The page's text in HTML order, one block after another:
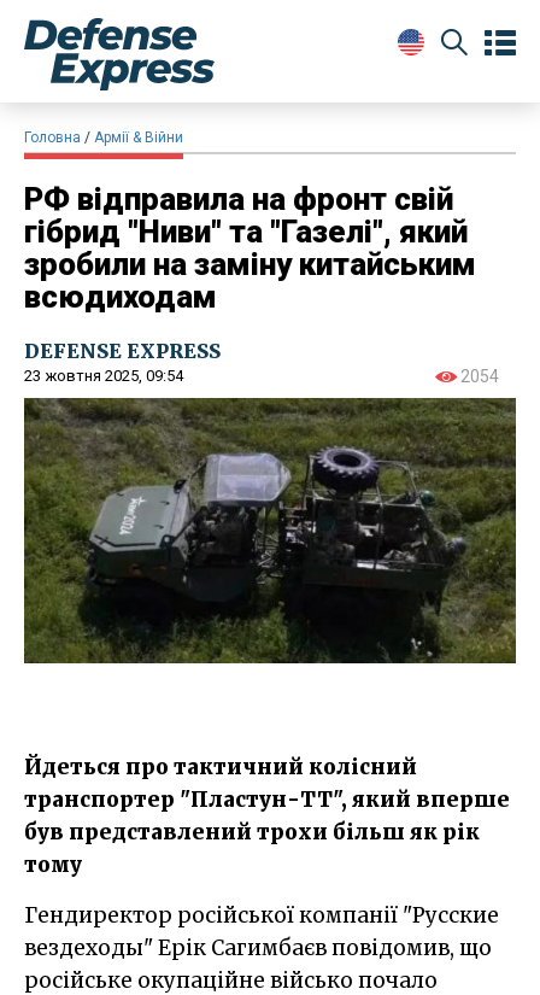
Головна Армії & Війни
РФ відправила на фронт свій
гібрид "Ниви" та "Газелі", який
зробили на заміну китайським
всюдиходам
DEFENSE EXPRESS
23 жовтня 2025, 09:54 2054
Йдеться про тактичний колісний
транспортер "Пластун-ТТ", який вперше
був представлений трохи більш як рік
тому
Гендиректор російської компанії "Русские
вездеходы" Ерік Сагимбаєв повідомив, що
російське окупаційне військо почало